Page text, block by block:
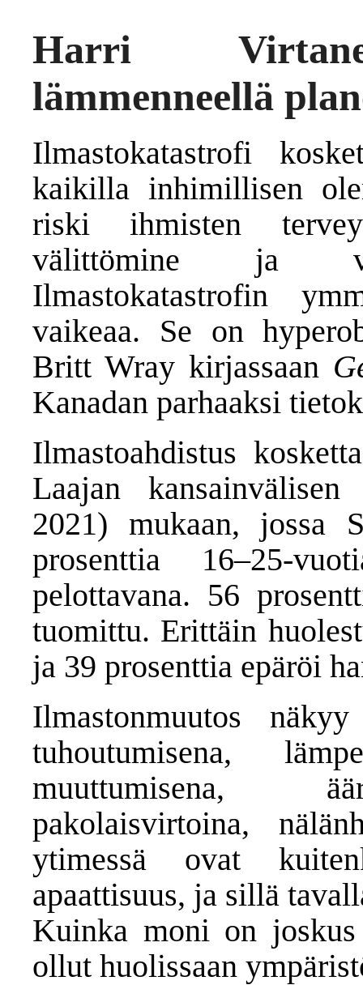
Harri
lämmenneellä
Ilmastokatastrofi
kaikilla inhimillisen
riski ihmisten
välittömine ja
Ilmastokatastrofin
vaikeaa. Se on
Britt Wray kirjassaan
Kanadan parhaaksi
Ilmastoahdistus
Laajan
2021) mukaan, jossa
prosenttia 16‒25-
pelottavana. 56
tuomittu. Erittäin
ja 39 prosenttia epäröi
Ilmastonmuutos
tuhoutumisena,
muuttumisena,
pakolaisvirtoina,
ytimessä ovat
apaattisuus, ja sillä
Kuinka moni on
ollut huolissaan